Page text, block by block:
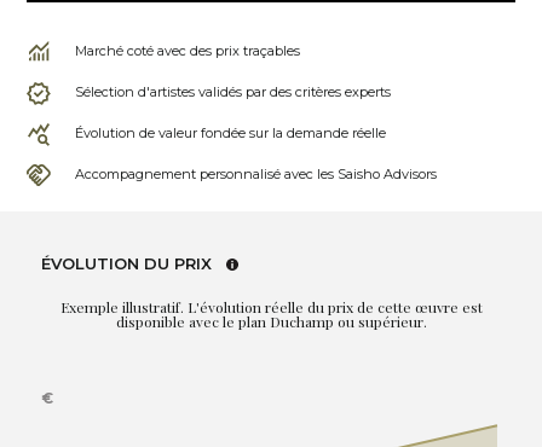
Marché coté avec des prix traçables
Sélection d'artistes validés par des critères experts
Évolution de valeur fondée sur la demande réelle
Accompagnement personnalisé avec les Saisho Advisors
ÉVOLUTION DU PRIX
Exemple illustratif. L'évolution réelle du prix de cette œuvre est
disponible avec le plan Duchamp ou supérieur.